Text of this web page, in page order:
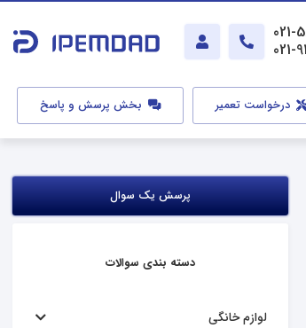
021-
021-
درخواست تعمیر بخش پرسش و پاسخ
پرسش یک سوال
دسته بندی سوالات
لوازم خانگی